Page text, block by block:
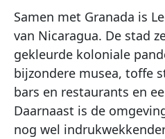
Samen met Granada is
van Nicaragua. De stad
gekleurde koloniale
bijzondere musea, toffe
bars en restaurants en
Daarnaast is de
nog wel